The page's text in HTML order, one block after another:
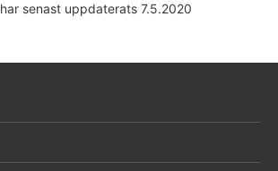
senast uppdaterats 7.5.2020